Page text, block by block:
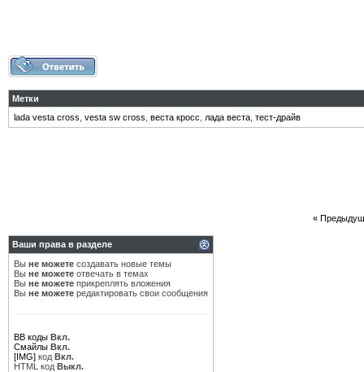
Метки
lada vesta cross vesta sw cross веста кросс лада веста тест-драйв
«
Ваши права в разделе
Вы не можете создавать новые темы
Вы не можете отвечать в темах
Вы не можете прикреплять вложения
Вы не можете редактировать свои сообщения
BB коды Вкл.
Смайлы Вкл.
[IMG] код Вкл.
HTML код Выкл.